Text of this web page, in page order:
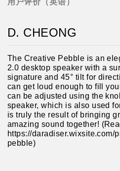
D. CHEONG
The Creative Pebble is an
2.0 desktop speaker with a
signature and 45° tilt for
can get loud enough to fill
can be adjusted using the
speaker, which is also used
is truly the result of bringing
amazing sound together!
https://daradiser.wixsite.com/
pebble)